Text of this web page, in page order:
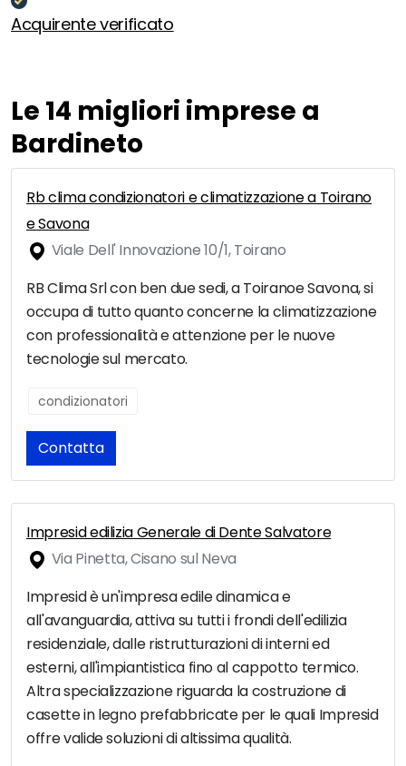
Acquirente verificato
Le 14 migliori imprese a
Bardineto
Rb clima condizionatori e climatizzazione a Toirano
e Savona
Viale Dell' Innovazione 10/1, Toirano
RB Clima Srl con ben due sedi, a Toiranoe Savona, si
occupa di tutto quanto concerne la climatizzazione
con professionalità e attenzione per le nuove
tecnologie sul mercato.
condizionatori
Contatta
Impresid edilizia Generale di Dente Salvatore
Via Pinetta, Cisano sul Neva
Impresid è un'impresa edile dinamica e
all'avanguardia, attiva su tutti i frondi dell'edilizia
residenziale, dalle ristrutturazioni di interni ed
esterni, all'impiantistica fino al cappotto termico.
Altra specializzazione riguarda la costruzione di
casette in legno prefabbricate per le quali Impresid
offre valide soluzioni di altissima qualità.